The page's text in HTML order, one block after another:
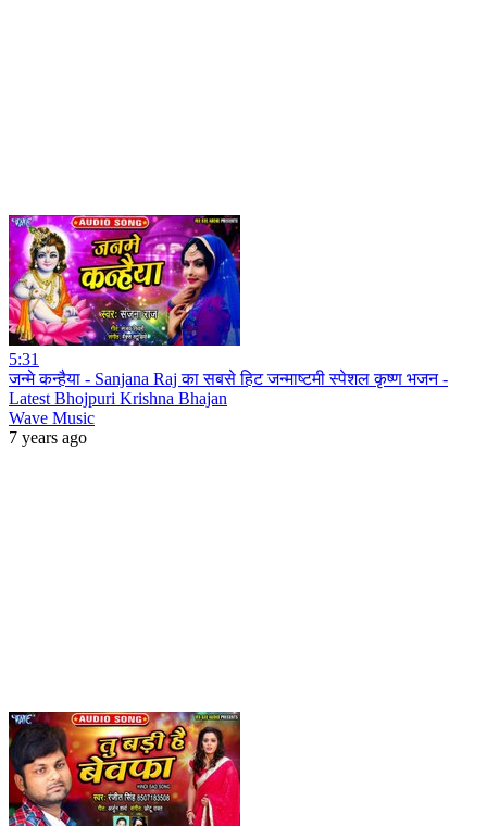
5:31
जन्मे कन्हैया - Sanjana Raj का सबसे हिट जन्माष्टमी स्पेशल कृष्ण भजन -
Latest Bhojpuri Krishna Bhajan
Wave Music
7 years ago